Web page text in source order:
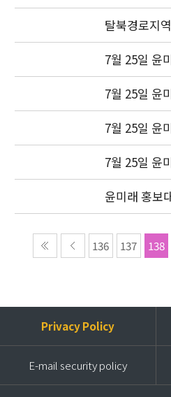
탈북경로지
7월 25일 윤
진(4)
7월 25일 윤
진(3)
7월 25일 윤
진(2)
7월 25일 윤
진(1)
윤미래 홍보
자료 (현장
136 137 138
Privacy Policy
E-mail security policy